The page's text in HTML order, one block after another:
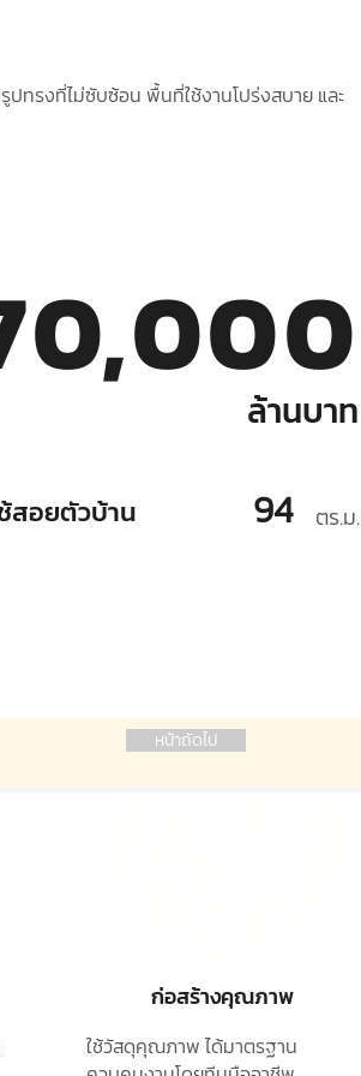
ทรงที่ไม่ซับซ้อน พื้นที่ใช้งานโปร่งสบาย และ
ล้านบาท
สอยตัวบ้าน 94 ตร.ม.
หน้าถัดไป
ก่อสร้างคุณภาพ
ใช้วัสดุคุณภาพ ได้มาตรฐาน